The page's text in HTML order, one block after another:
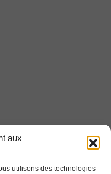
aux
utilisons des technologies